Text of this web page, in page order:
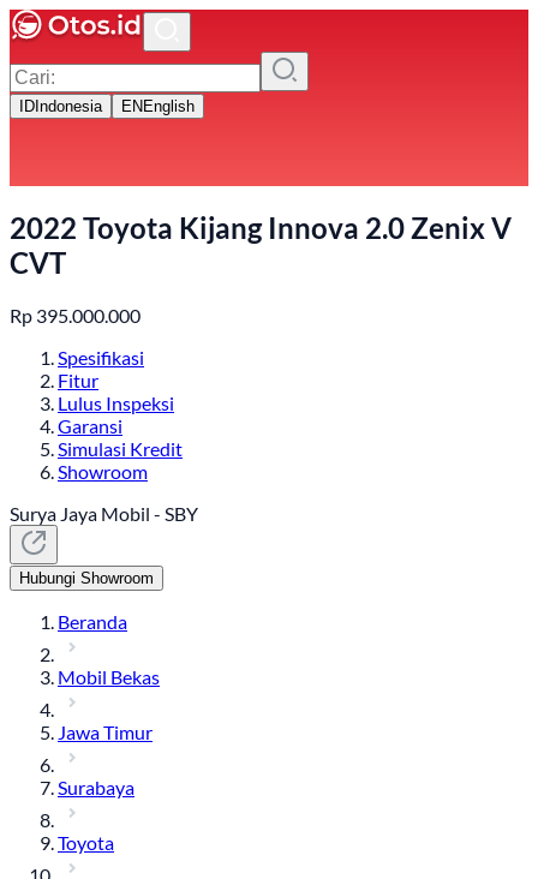
ID Indonesia EN English
2022 Toyota Kijang Innova 2.0 Zenix V
CVT
Rp 395.000.000
Spesifikasi
Fitur
Lulus Inspeksi
Garansi
Simulasi Kredit
Showroom
Surya Jaya Mobil - SBY
Hubungi Showroom
Beranda
Mobil Bekas
Jawa Timur
Surabaya
Toyota